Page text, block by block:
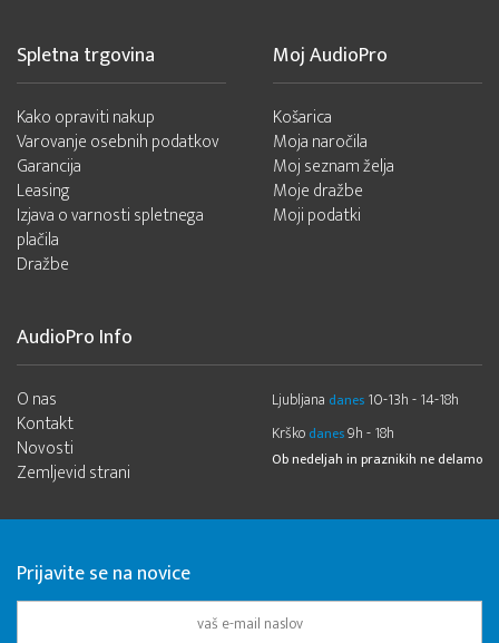
Spletna trgovina
Kako opraviti nakup
Varovanje osebnih podatkov
Garancija
Leasing
Izjava o varnosti spletnega
plačila
Dražbe
Moj AudioPro
Košarica
Moja naročila
Moj seznam želja
Moje dražbe
Moji podatki
AudioPro Info
O nas
Kontakt
Novosti
Zemljevid strani
Ljubljana danes 10-13h - 14-18h
Krško danes9h - 18h
Ob nedeljah in praznikih ne delamo
Prijavite se na novice